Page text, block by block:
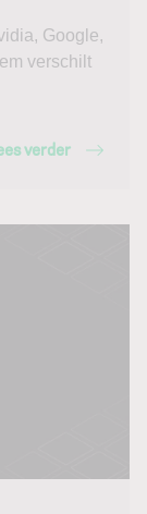
Google,
verschilt
verder